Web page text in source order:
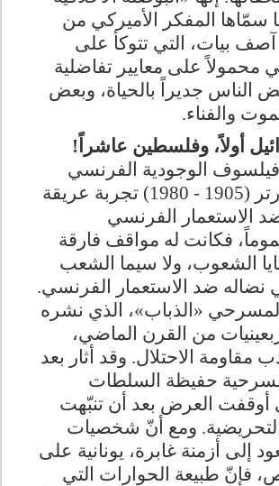
سمّاها المفكر الأميركي من
بيات، التي تتوكأ على
محمولاً على معايير تفاضلية
الناس جديراً بالحياة، وبعض
والفناء.
أولاً، وفلسطين عاشراً !
الوجودية الفرنسي
جان بول سارتر (1905 - 1980) تجربة عريقة
الاستعمار الفرنسي
فكانت له مواقف فارقة
الشعوب، ولا سيما الشعب
نضاله ضد الاستعمار الفرنسي.
«الذباب»، الذي نشره
من القرن الماضي،
الاحتلال. وقد أثار بعد
حفيظة السلطات
أوقفت العرض بعد أن تنبّهت
التحريضية. ومع أنّ شخصيات
إلى أزمنة غابرة، يونانية على
فإنّ طبيعة الحوارات التي